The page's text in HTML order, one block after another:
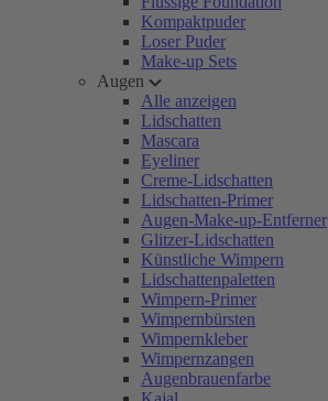
Kompaktpuder
Loser Puder
Make-up Sets
Augen
Alle anzeigen
Lidschatten
Mascara
Eyeliner
Creme-Lidschatten
Lidschatten-Primer
Augen-Make-up-Entferner
Glitzer-Lidschatten
Künstliche Wimpern
Lidschattenpaletten
Wimpern-Primer
Wimpernbürsten
Wimpernkleber
Wimpernzangen
Augenbrauenfarbe